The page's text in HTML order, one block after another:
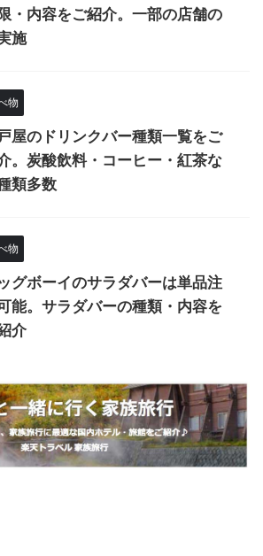
・内容をご紹介。一部の店舗の
施
物
屋のドリンクバー種類一覧をご
。炭酸飲料・コーヒー・紅茶な
類多数
物
グボーイのサラダバーは単品注
能。サラダバーの種類・内容を
介